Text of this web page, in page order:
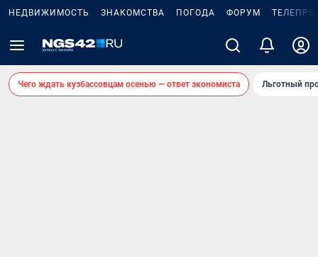
НЕДВИЖИМОСТЬ ЗНАКОМСТВА ПОГОДА ФОРУМ
Чего ждать кузбассовцам осенью — ответ экономиста Льготный